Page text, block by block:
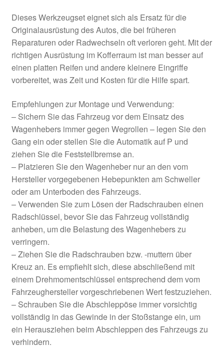
Dieses Werkzeugset eignet sich als Ersatz für die
Originalausrüstung des Autos, die bei früheren
Reparaturen oder Radwechseln oft verloren geht. Mit der
richtigen Ausrüstung im Kofferraum ist man besser auf
einen platten Reifen und andere kleinere Eingriffe
vorbereitet, was Zeit und Kosten für die Hilfe spart.
Empfehlungen zur Montage und Verwendung:
– Sichern Sie das Fahrzeug vor dem Einsatz des
Wagenhebers immer gegen Wegrollen – legen Sie den
Gang ein oder stellen Sie die Automatik auf P und
ziehen Sie die Feststellbremse an.
– Platzieren Sie den Wagenheber nur an den vom
Hersteller vorgegebenen Hebepunkten am Schweller
oder am Unterboden des Fahrzeugs.
– Verwenden Sie zum Lösen der Radschrauben einen
Radschlüssel, bevor Sie das Fahrzeug vollständig
anheben, um die Belastung des Wagenhebers zu
verringern.
– Ziehen Sie die Radschrauben bzw. -muttern über
Kreuz an. Es empfiehlt sich, diese abschließend mit
einem Drehmomentschlüssel entsprechend dem vom
Fahrzeughersteller vorgeschriebenen Wert festzuziehen.
– Schrauben Sie die Abschleppöse immer vorsichtig
vollständig in das Gewinde in der Stoßstange ein, um
ein Herausziehen beim Abschleppen des Fahrzeugs zu
verhindern.